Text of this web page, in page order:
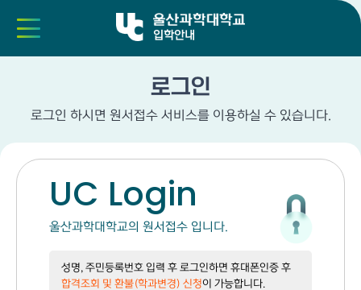
입학안내
로그인
로그인 하시면 원서접수 서비스를 이용하실 수 있습니다.
UC Login
울산과학대학교의 원서접수 입니다.
성명, 주민등록번호 입력 후 로그인하면 휴대폰인증 후
합격조회 및 환불(학과변경) 신청이 가능합니다.